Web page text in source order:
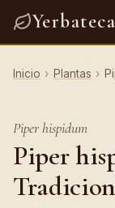
Yerbateca
Inicio › Plantas ›
Piper hispidum
Piper